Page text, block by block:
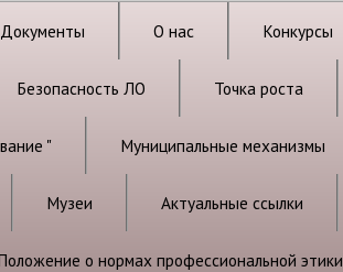
Документы О нас Конкурсы
Безопасность ЛО Точка роста
" Муниципальные механизмы
Музеи Актуальные ссылки
о нормах профессиональной этики